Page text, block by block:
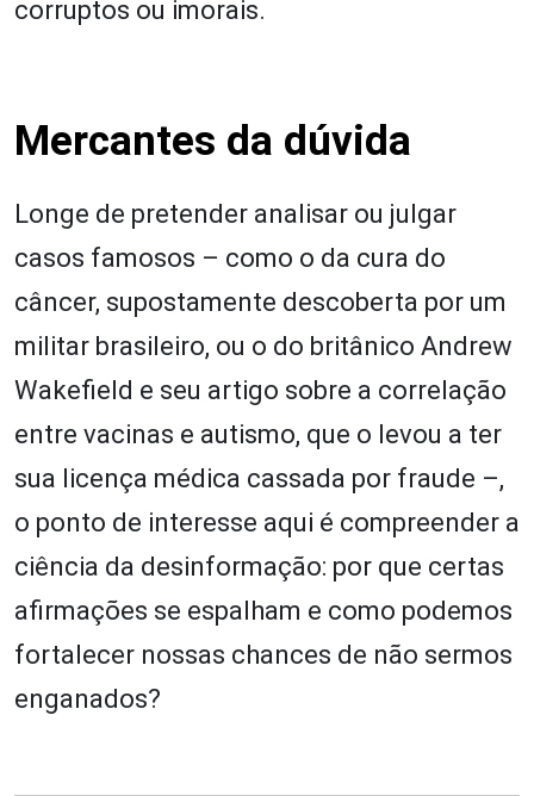
corruptos ou imorais.
Mercantes da dúvida
Longe de pretender analisar ou julgar
casos famosos – como o da cura do
câncer, supostamente descoberta por um
militar brasileiro, ou o do britânico Andrew
Wakefield e seu artigo sobre a correlação
entre vacinas e autismo, que o levou a ter
sua licença médica cassada por fraude –,
o ponto de interesse aqui é compreender a
ciência da desinformação: por que certas
afirmações se espalham e como podemos
fortalecer nossas chances de não sermos
enganados?